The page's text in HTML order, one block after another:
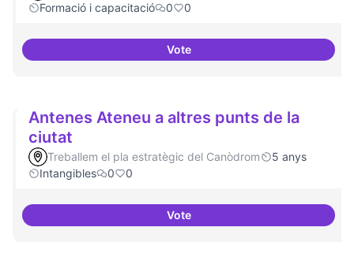
Formació i capacitació
0 0
VoteÀrees de formació definides i
Antenes Ateneu a altres punts de la
ciutat
Treballem el pla estratègic del Canòdrom
5 anys
Intangibles
0 0
VoteAntenes Ateneu a altres punts